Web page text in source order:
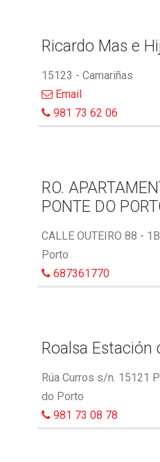
Ricardo Mas e
15123 - Camariñas
Email
981 73 62 06
RO.
PONTE DO
CALLE OUTEIRO 88 -
Porto
687361770
Roalsa Estación
Rúa Curros s/n. 15121
do Porto
981 73 08 78